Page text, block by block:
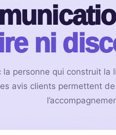
ni
personne qui construit
avis clients permettent